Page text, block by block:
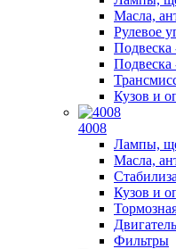
Масла,
Рулевое
Подвеска
Подвеска
Кузов и
4008
Лампы,
Масла,
Кузов и
Двигатель
Фильтры